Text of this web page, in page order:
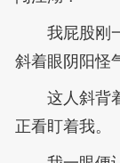
我屁股刚
斜着眼阴阳怪
这人斜背
正看盯着我。